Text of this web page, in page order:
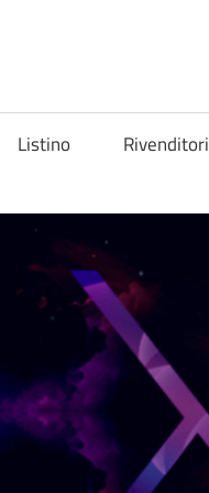
Listino Rivenditori